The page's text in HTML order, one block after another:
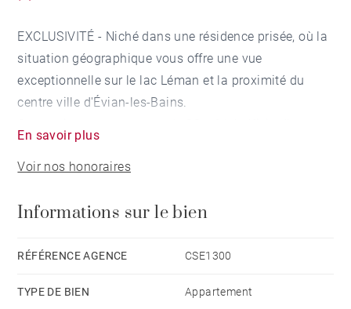
EXCLUSIVITÉ - Niché dans une résidence prisée, où la
situation géographique vous offre une vue
exceptionnelle sur le lac Léman et la proximité du
centre ville d'Évian-les-Bains.
triple exposition; il propose un hall d'entrée, une
cuisine ouverte sur la pièce de vie agrémentée d'un
La partie nuit totalise 2 chambres, dont une suite avec
buanderie.
bien pensé, ses grandes baies vitrées et sa luminosité
En savoir plus
Voir nos honoraires
Informations sur le bien
RÉFÉRENCE AGENCE CSE1300
TYPE DE BIEN Appartement